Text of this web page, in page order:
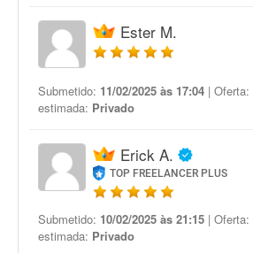
Ester M.
Submetido: 11/02/2025 às 17:04 | Oferta:
estimada: Privado
Erick A.
TOP FREELANCER PLUS
Submetido: 10/02/2025 às 21:15 | Oferta:
estimada: Privado